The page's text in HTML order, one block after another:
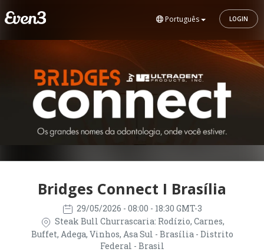
Português LOGIN
Bridges Connect I Brasília
29/05/2026 - 08:00 - 18:30 GMT-3
Steak Bull Churrascaria: Rodízio, Carnes,
Buffet, Adega, Vinhos, Asa Sul - Brasília - Distrito
Federal - Brasil